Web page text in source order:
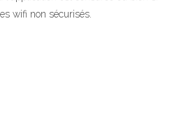
wifi non sécurisés.